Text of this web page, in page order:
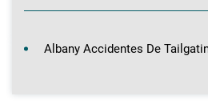
Albany Accidentes De